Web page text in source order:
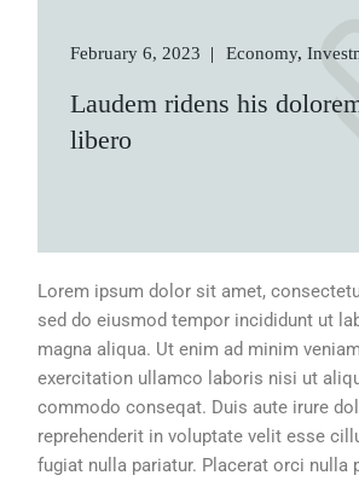
February 6, 2023 Economy
Laudem ridens his
libero
Lorem ipsum dolor sit amet,
sed do eiusmod tempor incididunt ut
magna aliqua. Ut enim ad minim
exercitation ullamco laboris nisi ut
commodo conseqat. Duis aute irure
reprehenderit in voluptate velit esse
fugiat nulla pariatur. Placerat orci nulla